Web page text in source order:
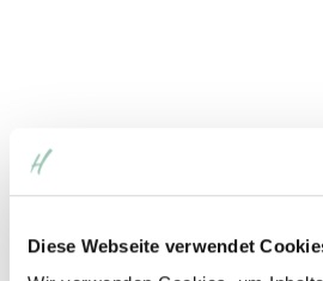
Diese Webseite verwendet